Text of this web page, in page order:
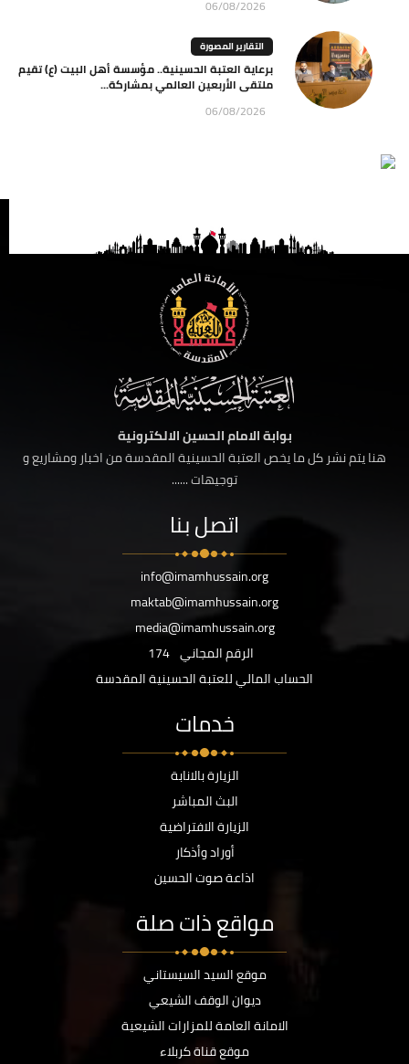
06/08/2026
التقارير المصورة
برعاية العتبة الحسينية.. مؤسسة أهل البيت (ع) تقيم
ملتقى الأربعين العالمي بمشاركة...
06/08/2026
بوابة الامام الحسين الالكترونية
هنا يتم نشر كل ما يخص العتبة الحسينية المقدسة من اخبار ومشاريع و
توجيهات ......
اتصل بنا
info@imamhussain.org
maktab@imamhussain.org
media@imamhussain.org
الرقم المجاني 174
الحساب المالي للعتبة الحسينية المقدسة
خدمات
الزيارة بالانابة
البث المباشر
الزيارة الافتراضية
أوراد وأذكار
اذاعة صوت الحسين
مواقع ذات صلة
موقع السيد السيستاني
ديوان الوقف الشيعي
الامانة العامة للمزارات الشيعية
موقع قناة كربلاء